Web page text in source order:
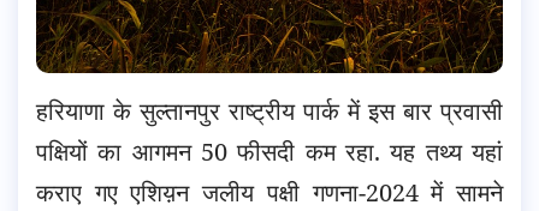
हरियाणा के सुल्तानपुर राष्ट्रीय पार्क में इस बार प्रवासी
पक्षियों का आगमन 50 फीसदी कम रहा. यह तथ्य यहां
कराए गए एशिय़न जलीय पक्षी गणना-2024 में सामने